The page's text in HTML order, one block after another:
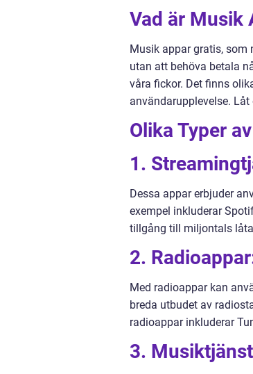
Vad är Musik
Musik appar gratis, som
utan att behöva betala
våra fickor. Det finns
användarupplevelse.
Olika Typer
1.
Dessa appar erbjuder
exempel inkluderar
tillgång till miljontals
2.
Med radioappar kan
breda utbudet av
radioappar inkluderar
3.